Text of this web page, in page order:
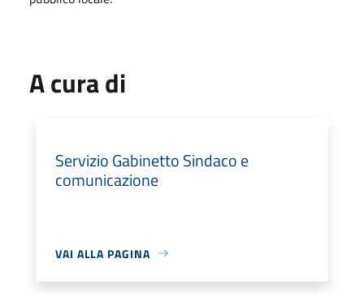
A cura di
Servizio Gabinetto Sindaco e
comunicazione
VAI ALLA PAGINA